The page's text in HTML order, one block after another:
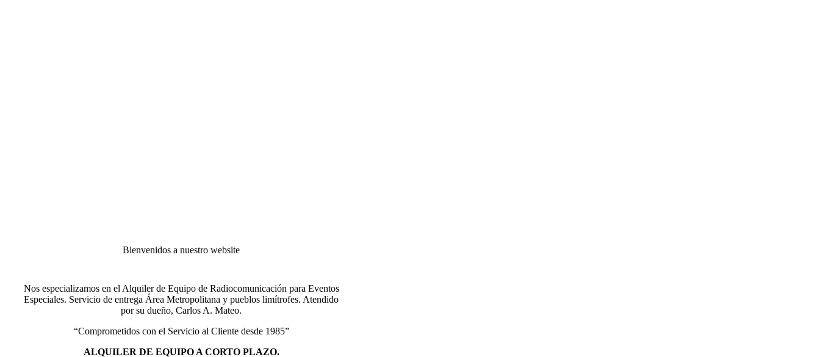
Bienvenidos a nuestro website
Nos especializamos en el Alquiler de Equipo de Radiocomunicación para Eventos
Especiales. Servicio de entrega Área Metropolitana y pueblos limítrofes. Atendido
por su dueño, Carlos A. Mateo.
“Comprometidos con el Servicio al Cliente desde 1985”
ALQUILER DE EQUIPO A CORTO PLAZO.